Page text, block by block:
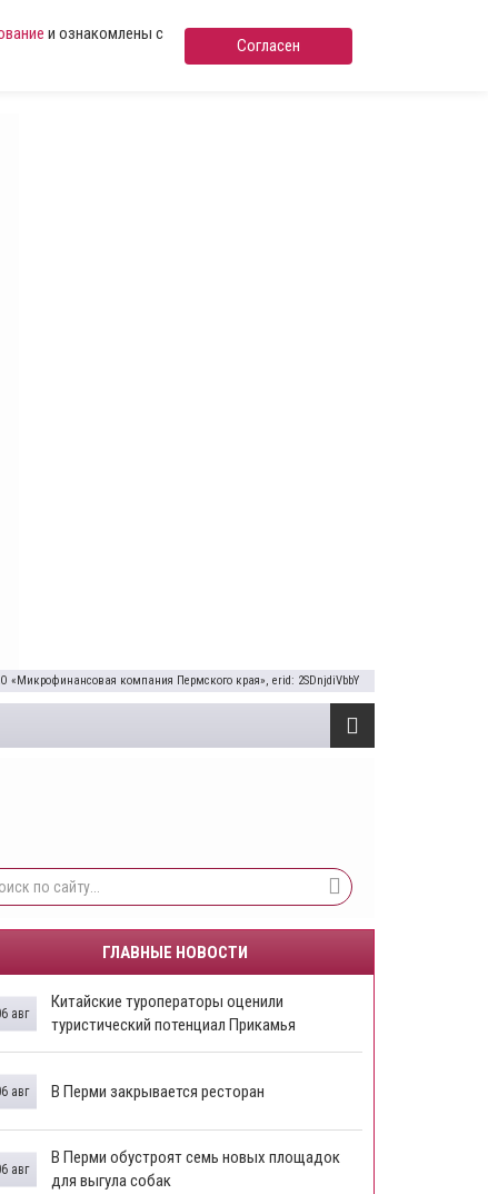
и ознакомлены с
Согласен
«Микрофинансовая компания Пермского края», erid: 2SDnjdiVbbY
ГЛАВНЫЕ НОВОСТИ
Китайские туроператоры оценили
туристический потенциал Прикамья
авг
В Перми закрывается ресторан
авг
​В Перми обустроят семь новых площадок
для выгула собак
авг